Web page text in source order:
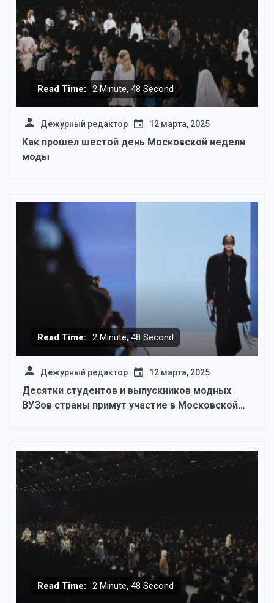
Read Time: 2 Minute, 48 Second
Дежурный редактор 12 марта, 2025
Как прошел шестой день Московской недели
моды
Read Time: 2 Minute, 48 Second
Дежурный редактор 12 марта, 2025
Десятки студентов и выпускников модных
ВУЗов страны примут участие в Московской
Read Time: 2 Minute, 48 Second